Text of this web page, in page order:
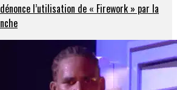
l’utilisation de « Firework » par la